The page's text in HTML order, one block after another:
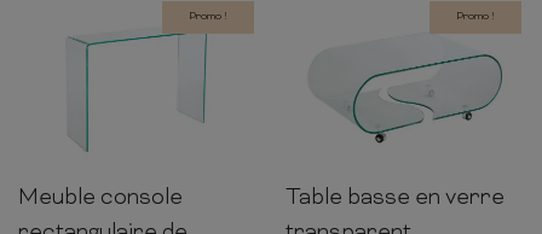
Promo !
75cm 100cm
Meuble console
Promo !
40cm 90cm 50cm
Table basse en verre